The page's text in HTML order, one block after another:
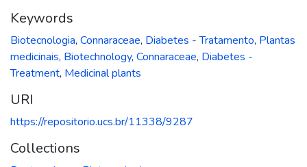
Keywords
Biotecnologia, Connaraceae, Diabetes - Tratamento, Plantas
medicinais, Biotechnology, Connaraceae, Diabetes -
Treatment, Medicinal plants
URI
https://repositorio.ucs.br/11338/9287
Collections